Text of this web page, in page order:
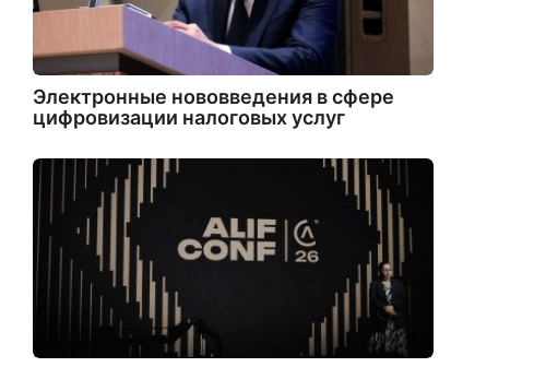
Электронные нововведения в сфере
цифровизации налоговых услуг